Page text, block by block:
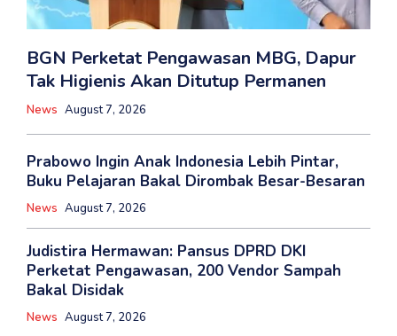
BGN Perketat Pengawasan MBG, Dapur
Tak Higienis Akan Ditutup Permanen
News August 7, 2026
Prabowo Ingin Anak Indonesia Lebih Pintar,
Buku Pelajaran Bakal Dirombak Besar-Besaran
News August 7, 2026
‎Judistira Hermawan: Pansus DPRD DKI
Perketat Pengawasan, 200 Vendor Sampah
Bakal Disidak
News August 7, 2026